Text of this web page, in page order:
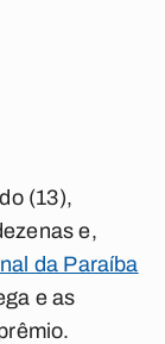
(13),
e,
da Paraíba
e as